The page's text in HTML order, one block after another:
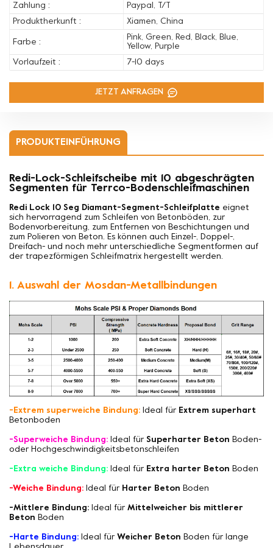
Zahlung :
Paypal, T/T
Produktherkunft :
Xiamen, China
Farbe :
Pink, Green, Red, Black, Blue,
Yellow, Purple
Vorlaufzeit :
7-10 days
JETZT ANFRAGEN
PRODUKTEINFÜHRUNG
Redi-Lock-Schleifscheibe mit 10 abgeschrägten
Segmenten für Terrco-Bodenschleifmaschinen
Redi Lock 10 Seg Diamant-Segment-Schleifplatte eignet
sich hervorragend zum Schleifen von Betonböden, zur
Bodenvorbereitung, zum Entfernen von Beschichtungen und
zum Polieren von Beton. Es können auch Einzel-, Doppel-,
Dreifach- und noch mehr unterschiedliche Segmentformen auf
der trapezförmigen Schleifmatrix hergestellt werden.
1. Auswahl der Mosdan-Metallbindungen
-Extrem superweiche Bindung: Ideal für Extrem superhart
Betonboden
-Superweiche Bindung: Ideal für Superharter Beton Boden-
oder Hochgeschwindigkeitsbetonschleifen
-Extra weiche Bindung: Ideal für Extra harter Beton Boden
-Weiche Bindung: Ideal für Harter Beton Boden
-Mittlere Bindung: Ideal für Mittelweicher bis mittlerer
Beton Boden
-Harte Bindung: Ideal für Weicher Beton Boden für lange